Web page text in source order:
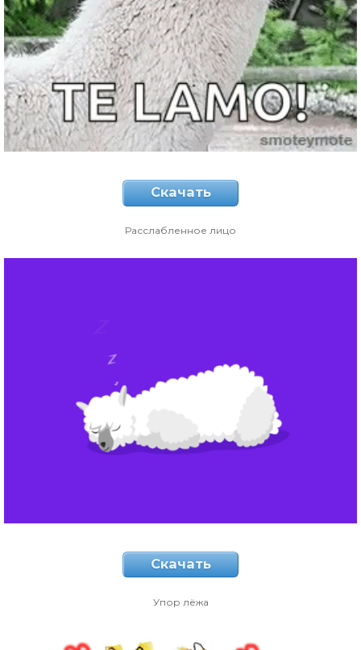
Скачать
Расслабленное лицо
Скачать
Упор лёжа